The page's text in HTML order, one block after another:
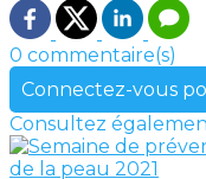
0 commentaire(s)
Connectez-vous
Consultez